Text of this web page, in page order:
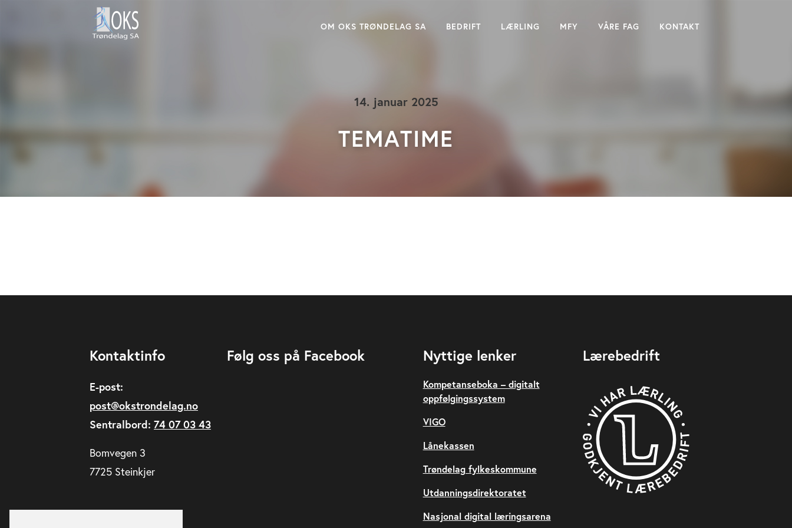
OM OKS TRØNDELAG SA BEDRIFT LÆRLING MFY VÅRE FAG KONTAKT
14. januar 2025
TEMATIME
Kontaktinfo
E-post:
post@okstrondelag.no
Sentralbord: 74 07 03 43
Bomvegen 3
7725 Steinkjer
Følg oss på Facebook Nyttige lenker
Kompetanseboka – digitalt
oppfølgingssystem
VIGO
Lånekassen
Trøndelag fylkeskommune
Utdanningsdirektoratet
Nasjonal digital læringsarena
Lærebedrift